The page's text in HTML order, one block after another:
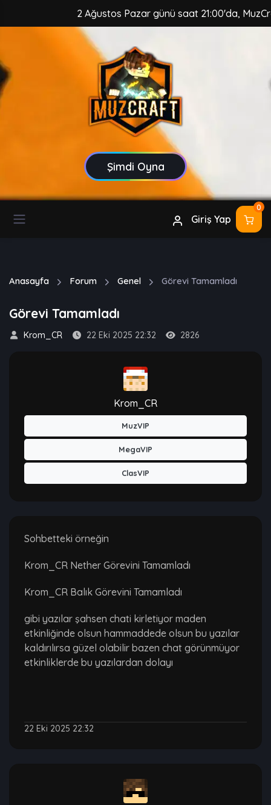
2 Ağustos Pazar günü saat 21:00'da,
Şimdi Oyna
Giriş Yap
0
Anasayfa Forum Genel Görevi Tamamladı
Görevi Tamamladı
Krom_CR 22 Eki 2025 22:32 2826
Krom_CR
MuzVIP
MegaVIP
ClasVIP
Sohbetteki örneğin
Krom_CR Nether Görevini Tamamladı
Krom_CR Balık Görevini Tamamladı
gibi yazılar şahsen chati kirletiyor maden
etkinliğinde olsun hammaddede olsun bu yazılar
kaldırılırsa güzel olabilir bazen chat görünmüyor
etkinliklerde bu yazılardan dolayı
22 Eki 2025 22:32